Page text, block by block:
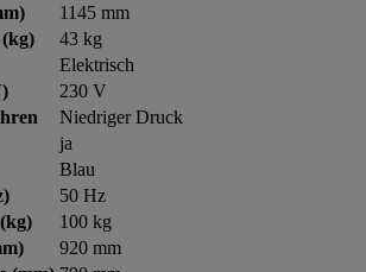
1145 mm
43 kg
Elektrisch
230 V
Niedriger Druck
ja
Blau
50 Hz
100 kg
920 mm